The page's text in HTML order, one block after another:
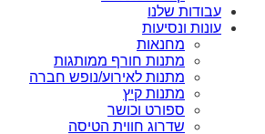
עבודות שלנו
עונות ונסיעות
מחנאות
מתנות חורף ממותגות
מתנות לאירוע/נופש חברה
מתנות קיץ
ספורט וכושר
שדרוג חווית הטיסה